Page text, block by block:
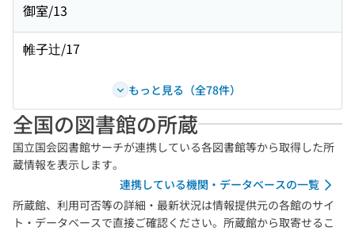
御室/13
帷子辻/17
もっと見る（全78件）
全国の図書館の所蔵
国立国会図書館サーチが連携している各図書館等から取得した所
蔵情報を表示します。
連携している機関・データベースの一覧
所蔵館、利用可否等の詳細・最新状況は情報提供元の各館のサイ
ト・データベースで直接ご確認ください。所蔵館から取寄せるこ